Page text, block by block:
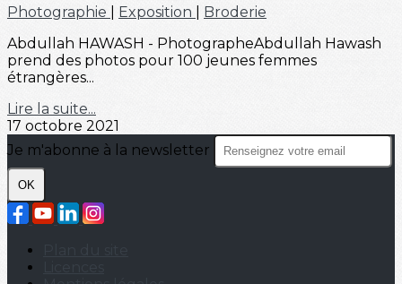
Photographie Exposition
Broderie
Abdullah HAWASH - PhotographeAbdullah Hawash
prend des photos pour 100 jeunes femmes
étrangères...
Lire la suite...
17 octobre 2021
Je m'abonne à la newsletter
OK